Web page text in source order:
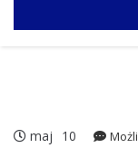
maj 10